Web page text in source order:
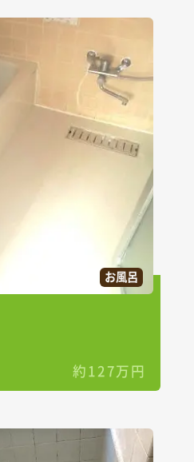
お風呂
約127万円